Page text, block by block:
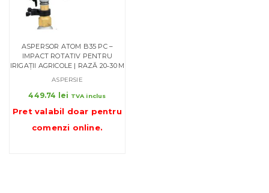
ASPERSOR ATOM B35 PC –
IMPACT ROTATIV PENTRU
IRIGAȚII AGRICOLE | RAZĂ 20‑30 M
ASPERSIE
449.74 lei TVA inclus
Pret valabil doar pentru
comenzi online.